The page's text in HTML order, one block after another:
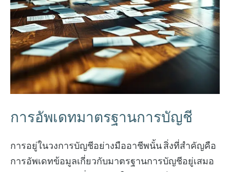
การอัพเดทมาตรฐานการบัญชี
การอยู่ในวงการบัญชีอย่างมืออาชีพนั้น สิ่งที่สำคัญคือ
การอัพเดทข้อมูลเกี่ยวกับมาตรฐานการบัญชีอยู่เสมอ